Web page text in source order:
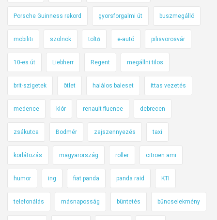
Porsche Guinness rekord gyorsforgalmi út buszmegálló
mobiliti szolnok töltő e-autó pilisvörösvár
10-es út Liebherr Regent megállni tilos
brit-szigetek ötlet halálos baleset ittas vezetés
medence klór renault fluence debrecen
zsákutca Bodmér zajszennyezés taxi
korlátozás magyarország roller citroen ami
humor ing fiat panda panda raid KTI
telefonálás másnaposság büntetés bűncselekmény